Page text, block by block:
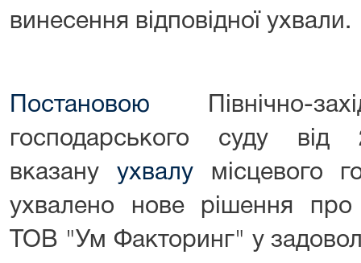
винесення відповідної ухвали.
Постановою Північно-
господарського суду від
вказану ухвалумісцевого
ухвалено нове рішення про
ТОВ "Ум Факторинг" у